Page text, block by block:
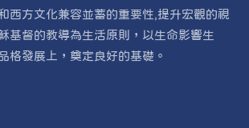
西方文化兼容並蓄的重要性,提升宏觀的視
基督的教導為生活原則，以生命影響生
格發展上，奠定良好的基礎。